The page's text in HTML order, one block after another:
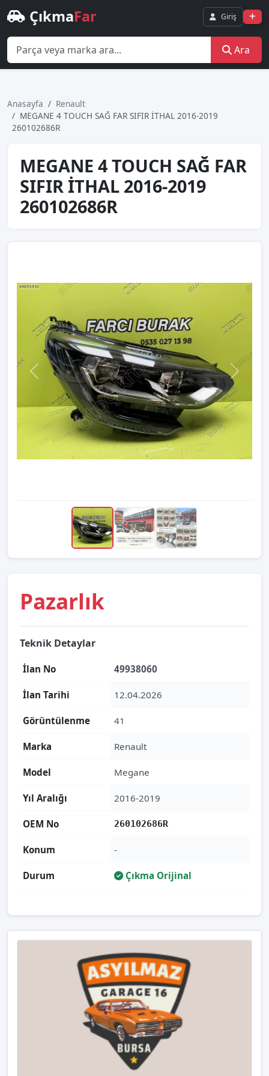
ÇıkmaFar Giriş
Ara
Anasayfa
Renault
MEGANE 4 TOUCH SAĞ FAR SIFIR İTHAL 2016-2019
260102686R
MEGANE 4 TOUCH SAĞ FAR
SIFIR İTHAL 2016-2019
260102686R
Pazarlık
Teknik Detaylar
İlan No 49938060
İlan Tarihi 12.04.2026
Görüntülenme 41
Marka Renault
Model Megane
Yıl Aralığı 2016-2019
OEM No 260102686R
Konum -
Durum Çıkma Orijinal